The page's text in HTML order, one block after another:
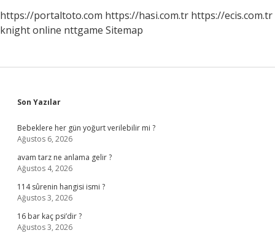
https://portaltoto.com https://hasi.com.tr https://ecis.com.tr
knight online nttgame Sitemap
Sidebar
Son Yazılar
Bebeklere her gün yoğurt verilebilir mi ?
Ağustos 6, 2026
avam tarz ne anlama gelir ?
Ağustos 4, 2026
114 sûrenin hangisi ismi ?
Ağustos 3, 2026
16 bar kaç psi’dir ?
Ağustos 3, 2026